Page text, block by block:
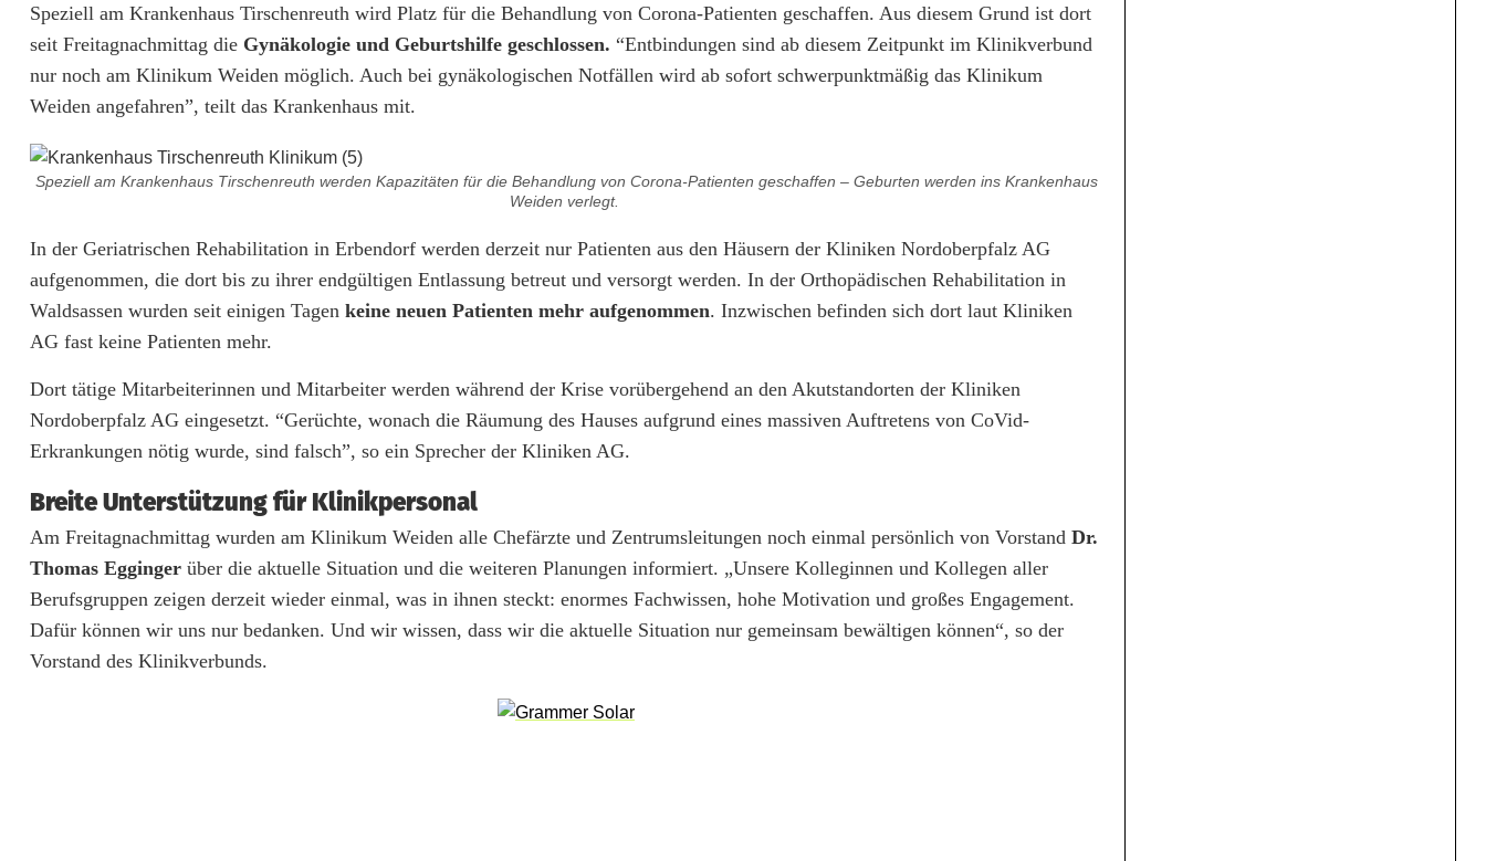
r
o
n
a
-
ä
l
l
e
-
l
i
n
i
Speziell am Krankenhaus Tirschenreuth wird Platz für die Behandlung von Corona-Patienten geschaffen. Aus diesem Grund ist dort
seit Freitagnachmittag die Gynäkologie und Geburtshilfe geschlossen. “Entbindungen sind ab diesem Zeitpunkt im Klinikverbund
nur noch am Klinikum Weiden möglich. Auch bei gynäkologischen Notfällen wird ab sofort schwerpunktmäßig das Klinikum
Weiden angefahren”, teilt das Krankenhaus mit.
Speziell am Krankenhaus Tirschenreuth werden Kapazitäten für die Behandlung von Corona-Patienten geschaffen – Geburten werden ins Krankenhaus
Weiden verlegt.
In der Geriatrischen Rehabilitation in Erbendorf werden derzeit nur Patienten aus den Häusern der Kliniken Nordoberpfalz AG
aufgenommen, die dort bis zu ihrer endgültigen Entlassung betreut und versorgt werden. In der Orthopädischen Rehabilitation in
Waldsassen wurden seit einigen Tagen keine neuen Patienten mehr aufgenommen. Inzwischen befinden sich dort laut Kliniken
AG fast keine Patienten mehr.
Dort tätige Mitarbeiterinnen und Mitarbeiter werden während der Krise vorübergehend an den Akutstandorten der Kliniken
Nordoberpfalz AG eingesetzt. “Gerüchte, wonach die Räumung des Hauses aufgrund eines massiven Auftretens von CoVid-
Erkrankungen nötig wurde, sind falsch”, so ein Sprecher der Kliniken AG.
Breite Unterstützung für Klinikpersonal
Am Freitagnachmittag wurden am Klinikum Weiden alle Chefärzte und Zentrumsleitungen noch einmal persönlich von Vorstand Dr.
Thomas Egginger über die aktuelle Situation und die weiteren Planungen informiert. „Unsere Kolleginnen und Kollegen aller
Berufsgruppen zeigen derzeit wieder einmal, was in ihnen steckt: enormes Fachwissen, hohe Motivation und großes Engagement.
Dafür können wir uns nur bedanken. Und wir wissen, dass wir die aktuelle Situation nur gemeinsam bewältigen können“, so der
Vorstand des Klinikverbunds.